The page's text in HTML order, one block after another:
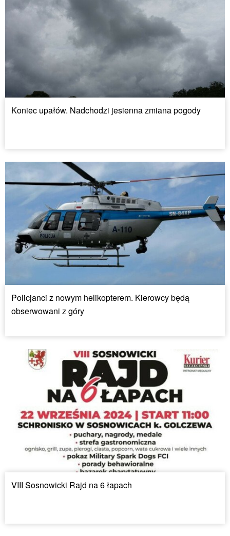
Koniec upałów. Nadchodzi jesienna zmiana pogody
Policjanci z nowym helikopterem. Kierowcy będą
obserwowani z góry
VIII Sosnowicki Rajd na 6 łapach